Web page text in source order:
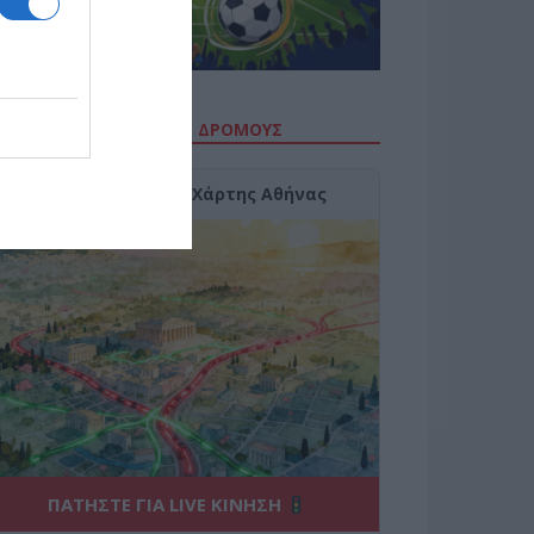
ΤΗΝ ΚΙΝΗΣΗ ΣΤΟΥΣ ΔΡΌΜΟΥΣ
Κίνηση Τώρα: Live Χάρτης Αθήνας
ΠΑΤΗΣΤΕ ΓΙΑ LIVE ΚΙΝΗΣΗ